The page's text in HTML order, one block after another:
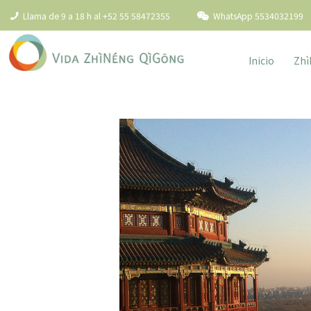
Llama de 9 a 18 h al +52 55 58472355 WhatsApp 5534032199
Inicio